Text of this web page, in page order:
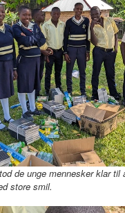
de unge mennesker klar til
store smil.